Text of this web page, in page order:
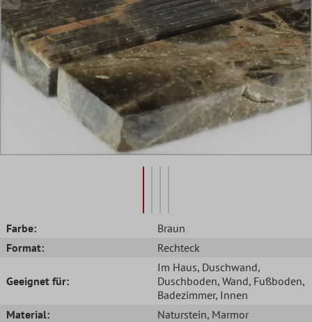
Farbe:
Braun
Format:
Rechteck
Geeignet für:
Im Haus, Duschwand,
Duschboden, Wand, Fußboden,
Badezimmer, Innen
Material:
Naturstein, Marmor